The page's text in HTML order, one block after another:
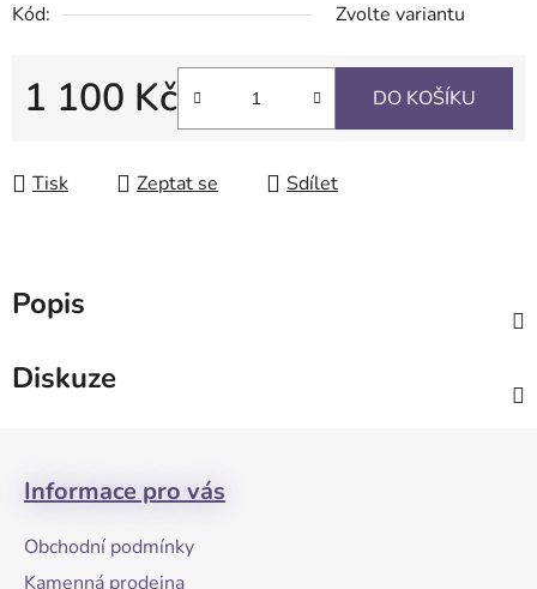
Kód:
Zvolte variantu
1 100 Kč DO KOŠÍKU
Tisk Zeptat se Sdílet
Popis
Diskuze
Informace pro vás
Obchodní podmínky
Kamenná prodejna